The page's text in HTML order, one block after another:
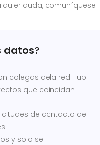
duda, comuníquese
datos?
colegas dela red Hub
que coincidan
de contacto de
y solo se